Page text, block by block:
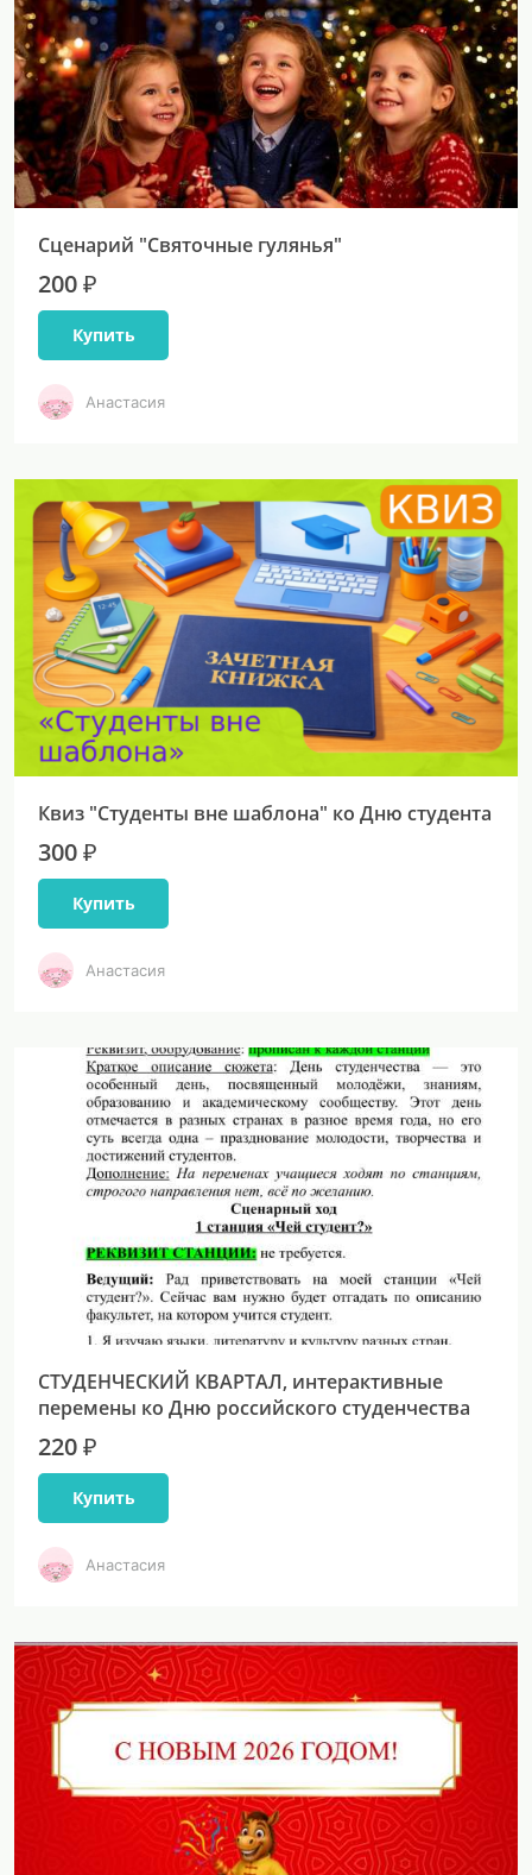
Сценарий "Святочные гулянья"
200 ₽
Купить
Анастасия
Квиз "Студенты вне шаблона" ко Дню студента
300 ₽
Купить
Анастасия
СТУДЕНЧЕСКИЙ КВАРТАЛ, интерактивные
перемены ко Дню российского студенчества
220 ₽
Купить
Анастасия